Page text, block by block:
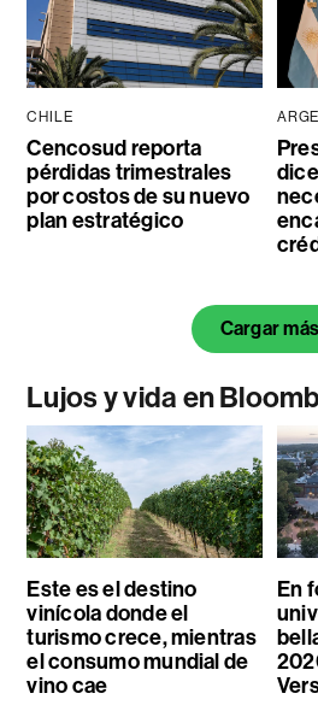
CHILE
Cencosud reporta
pérdidas trimestrales
por costos de su nuevo
plan estratégico
Cargar más
Lujos y vida en
Este es el destino
vinícola donde el
turismo crece, mientras
el consumo mundial de
vino cae
En